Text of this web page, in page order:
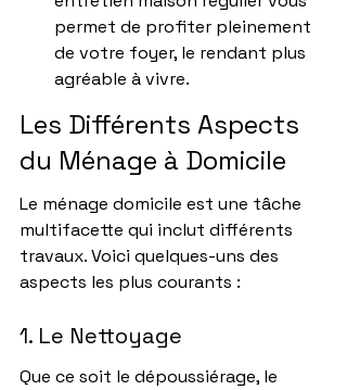
permet de profiter pleinement
de votre foyer, le rendant plus
agréable à vivre.
Les Différents Aspects
du Ménage à Domicile
Le ménage domicile est une tâche
multifacette qui inclut différents
travaux. Voici quelques-uns des
aspects les plus courants :
1. Le Nettoyage
Que ce soit le dépoussiérage, le